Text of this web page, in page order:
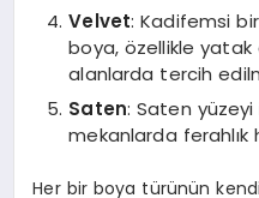
Velvet: Kadifemsi
boya, özellikle yatak
alanlarda tercih
Saten: Saten yüzeyi
mekanlarda ferahlık
Her bir boya türünün